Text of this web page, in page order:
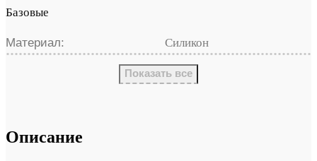
Базовые
Материал: Силикон
Показать все
Описание